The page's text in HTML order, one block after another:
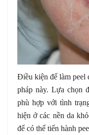
Điều kiện để làm peel
pháp này. Lựa chọn
phù hợp với tình
hiện ở các nền da
để có thể tiến hành